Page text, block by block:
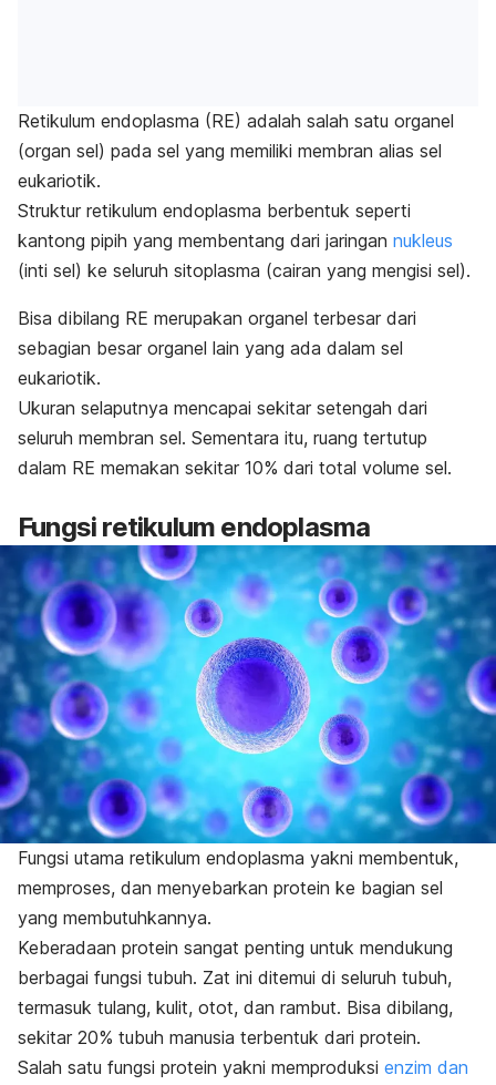
Retikulum endoplasma (RE) adalah salah satu organel
(organ sel) pada sel yang memiliki membran alias sel
eukariotik.
Struktur retikulum endoplasma berbentuk seperti
kantong pipih yang membentang dari jaringan nukleus
(inti sel) ke seluruh sitoplasma (cairan yang mengisi sel).
Bisa dibilang RE merupakan organel terbesar dari
sebagian besar organel lain yang ada dalam sel
eukariotik.
Ukuran selaputnya mencapai sekitar setengah dari
seluruh membran sel. Sementara itu, ruang tertutup
dalam RE memakan sekitar 10% dari total volume sel.
Fungsi retikulum endoplasma
Fungsi utama retikulum endoplasma yakni membentuk,
memproses, dan menyebarkan protein ke bagian sel
yang membutuhkannya.
Keberadaan protein sangat penting untuk mendukung
berbagai fungsi tubuh. Zat ini ditemui di seluruh tubuh,
termasuk tulang, kulit, otot, dan rambut. Bisa dibilang,
sekitar 20% tubuh manusia terbentuk dari protein.
Salah satu fungsi protein yakni memproduksi enzim dan